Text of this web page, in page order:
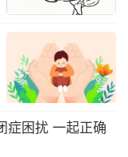
症困扰 一起正确